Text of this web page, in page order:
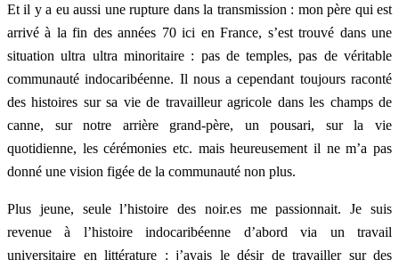
Et il y a eu aussi une rupture dans la transmission : mon père qui est
arrivé à la fin des années 70 ici en France, s’est trouvé dans une
situation ultra ultra minoritaire : pas de temples, pas de véritable
communauté indocaribéenne. Il nous a cependant toujours raconté
des histoires sur sa vie de travailleur agricole dans les champs de
canne, sur notre arrière grand-père, un pousari, sur la vie
quotidienne, les cérémonies etc. mais heureusement il ne m’a pas
donné une vision figée de la communauté non plus.
Plus jeune, seule l’histoire des noir.es me passionnait. Je suis
revenue à l’histoire indocaribéenne d’abord via un travail
universitaire en littérature : j’avais le désir de travailler sur des